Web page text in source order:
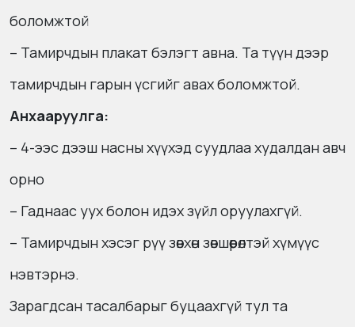
боломжтой
– Тамирчдын плакат бэлэгт авна. Та түүн дээр
тамирчдын гарын үсгийг авах боломжтой.
Анхааруулга:
– 4-ээс дээш насны хүүхэд суудлаа худалдан авч
орно
– Гаднаас уух болон идэх зүйл оруулахгүй.
– Тамирчдын хэсэг рүү зөвхөн зөвшөөрөлтэй хүмүүс
нэвтэрнэ.
Зарагдсан тасалбарыг буцаахгүй тул та